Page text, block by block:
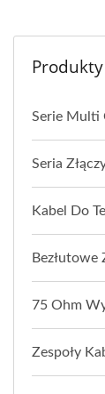
Produkty
Serie Multi
Seria
Kabel Do
Bezłutowe
75 Ohm
Zespoły